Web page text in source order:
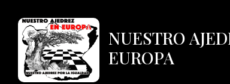
NUESTRO
EUROPA